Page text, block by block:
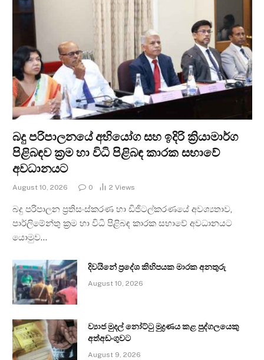
බදු පරිපාලනයේ අභියෝග සහ ඉදිරි ක්‍රියාමාර්ග
පිළිබඳව ක්‍රම හා විධි පිළිබඳ කාරක සභාවේ
අවධානයට
August 10, 2026 0 2 Views
බදු පරිපාලන ප්‍රතිසංස්කරණ හා ඩිජිටල්කරණයේ අවශ්‍යතාව,
පාර්ලිමේන්තු ක්‍රම හා විධි පිළිබඳ කාරක සභාවේ අවධානයට
යොමුව…
දිවයිනේ ප්‍රදේශ කිහිපයක මාරක අනතුරු
August 10, 2026
ව්‍යාජ මුදල් නෝට්ටු මුද්‍රණය කළ පුද්ගලයෙකු
අත්අඩංගුවට
August 9, 2026